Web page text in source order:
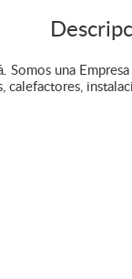
Somos una
calefactores,